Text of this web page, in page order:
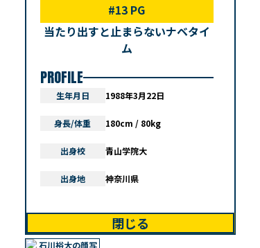
#13 PG
当たり出すと止まらないナベタイ
ム
PROFILE
生年月日 1988年3月22日
身長/体重 180cm / 80kg
出身校 青山学院大
出身地 神奈川県
閉じる